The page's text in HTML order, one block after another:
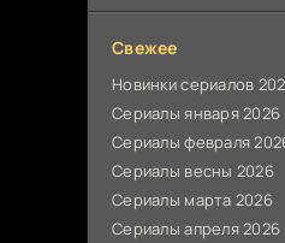
Свежее
Новинки сериалов
Сериалы января 2026
Сериалы февраля
Сериалы весны 2026
Сериалы марта 2026
Сериалы апреля 2026